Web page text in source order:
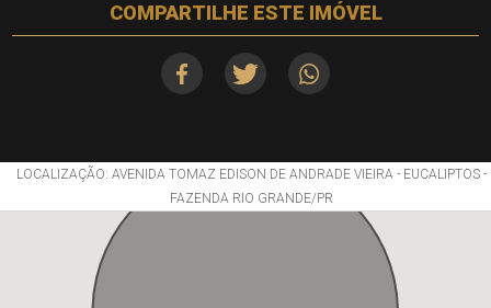
COMPARTILHE ESTE IMÓVEL
LOCALIZAÇÃO: AVENIDA TOMAZ EDISON DE ANDRADE VIEIRA - EUCALIPTOS -
FAZENDA RIO GRANDE/PR